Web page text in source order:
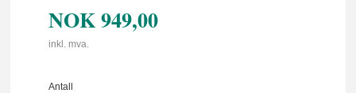
NOK949,00
inkl. mva.
Antall